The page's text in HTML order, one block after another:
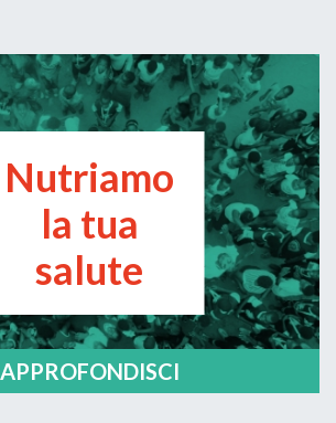
Nutriamo
la tua
salute
APPROFONDISCI